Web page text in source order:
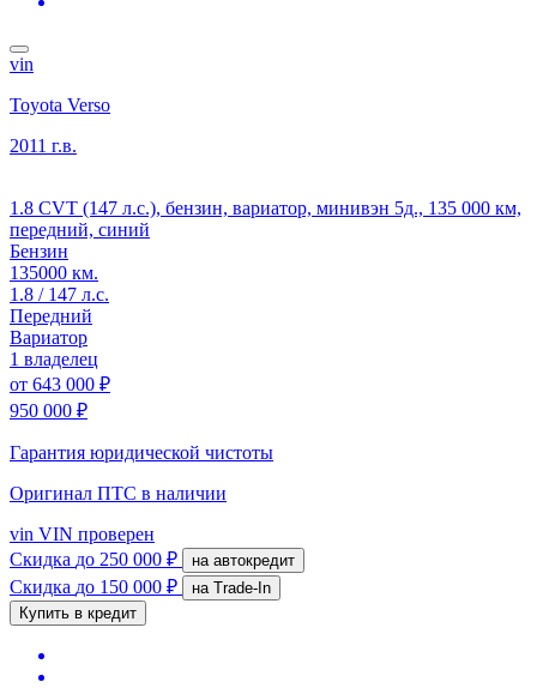
vin
Toyota Verso
2011 г.в.
1.8 CVT (147 л.с.), бензин, вариатор, минивэн 5д., 135 000 км,
передний, синий
Бензин
135000 км.
1.8 / 147 л.с.
Передний
Вариатор
1 владелец
от 643 000 ₽
950 000 ₽
Гарантия юридической чистоты
Оригинал ПТС в наличии
vin VIN проверен
Скидка до 250 000 ₽ на автокредит
Скидка до 150 000 ₽
на Trade-In
Купить в кредит